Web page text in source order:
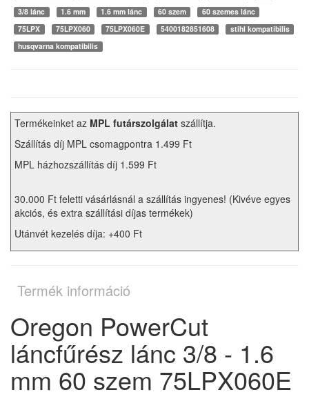
3/8 lánc
1.6 mm 1.6 mm lánc 60 szem
60 szemes lánc
75LPX
75LPX060 75LPX060E 5400182851608
stihl kompatibilis
husqvarna kompatibilis
Termékeinket az MPL futárszolgálat szállítja.
Szállítás díj MPL csomagpontra 1.499 Ft
MPL házhozszállítás díj 1.599 Ft
30.000 Ft feletti vásárlásnál a szállítás ingyenes! (Kivéve egyes
akciós, és extra szállítási díjas termékek)
Utánvét kezelés díja: +400 Ft
Termék információ
Oregon PowerCut
láncfűrész lánc 3/8 - 1.6
mm 60 szem 75LPX060E